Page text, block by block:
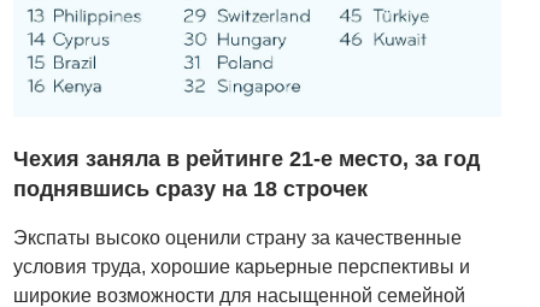
Чехия заняла в рейтинге 21-е место, за год
поднявшись сразу на 18 строчек
Экспаты высоко оценили страну за качественные
условия труда, хорошие карьерные перспективы и
широкие возможности для насыщенной семейной